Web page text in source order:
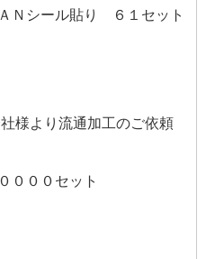
Ｎシール貼り ６１セット
様より流通加工のご依頼
００セット